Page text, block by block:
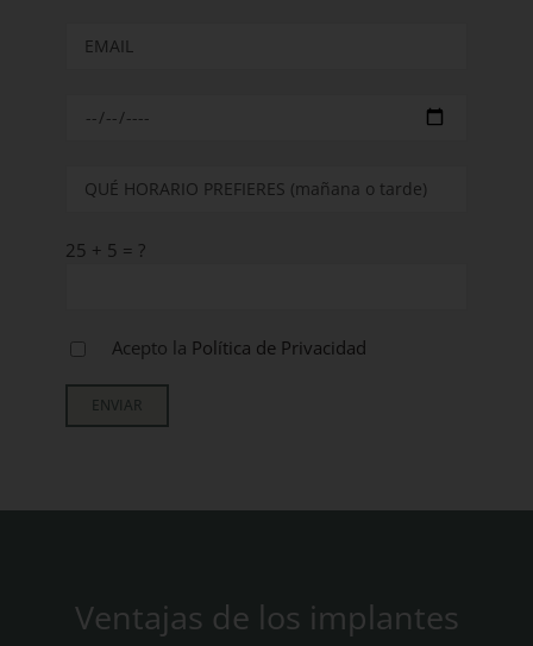
25 + 5 = ?
Acepto la Política de Privacidad
Ventajas de los implantes